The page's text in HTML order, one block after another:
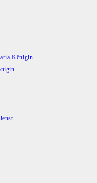
Königin